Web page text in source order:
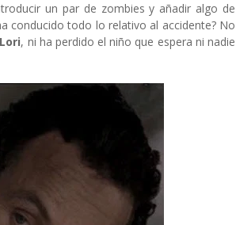
un par de zombies y añadir algo de
conducido todo lo relativo al accidente? No
Lori, ni ha perdido el niño que espera ni nadie